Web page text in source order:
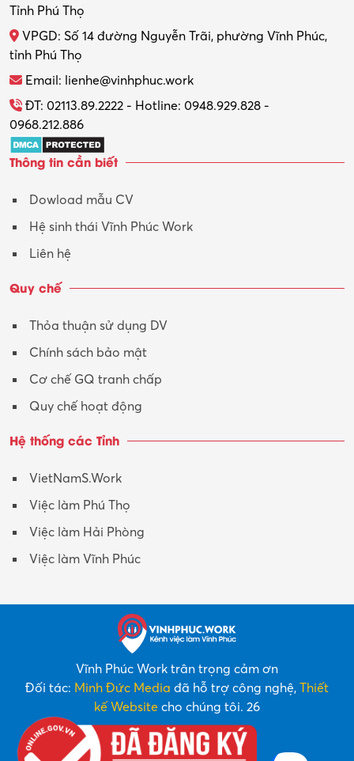
Tỉnh Phú Thọ
VPGD: Số 14 đường Nguyễn Trãi, phường Vĩnh Phúc,
tỉnh Phú Thọ
Email: lienhe@vinhphuc.work
ĐT: 02113.89.2222 - Hotline: 0948.929.828 -
0968.212.886
Thông tin cần biết
Dowload mẫu CV
Hệ sinh thái Vĩnh Phúc Work
Liên hệ
Quy chế
Thỏa thuận sử dụng DV
Chính sách bảo mật
Cơ chế GQ tranh chấp
Quy chế hoạt động
Hệ thống các Tỉnh
VietNamS.Work
Việc làm Phú Thọ
Việc làm Hải Phòng
Việc làm Vĩnh Phúc
Vĩnh Phúc Work trân trọng cảm ơn
Đối tác: Minh Đức Media đã hỗ trợ công nghệ, Thiết
kế Website cho chúng tôi. 26